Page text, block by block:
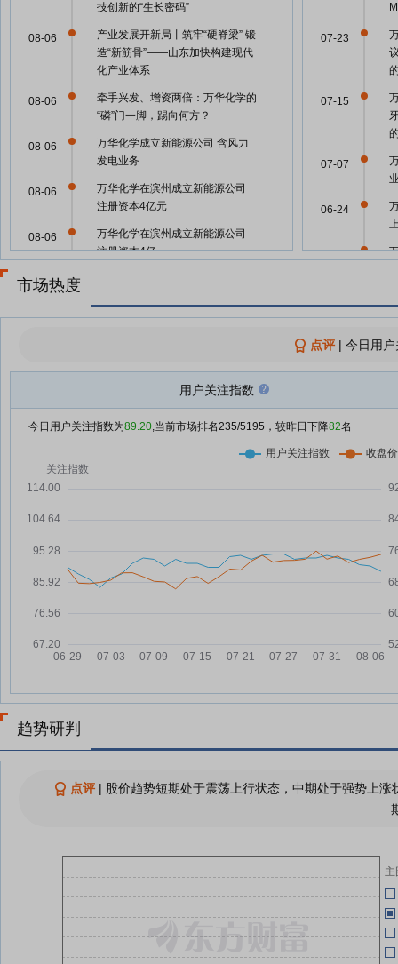
技创新的“生长密码”
产业发展开新局丨筑牢“硬脊梁” 锻
造“新筋骨”——山东加快构建现代
化产业体系
08-06
牵手兴发、增资两倍：万华化学的
“磷”门一脚，踢向何方？
08-06
万华化学成立新能源公司 含风力
发电业务
08-06
万华化学在滨州成立新能源公司
注册资本4亿元
08-06
万华化学在滨州成立新能源公司
注册资本4亿
08-06
08-06
【早报】美股半导体、存储、光通
信，集体爆发；油价大跌、黄金走
强；SpaceX、AMD财报出炉；大
基金三期出手！入股正芯半导体
08-05
涉嫌未按规定披露非经营性资金往
停产检修这一装置
晚间公告｜8月4日这些公告有看
08-04
万华化学(600309.SH)：烟台MDI
08-04
万华化学：烟台产业园MDI装置停
08-04
万华化学：烟台产业园110万吨/年
08-04
元，融资余额30.43亿元
07-23
07-15
07-07
06-24
06-23
06-23
06-11
06-03
06-03
06-03
市场热度
点评| 今日用
用户关注指数
今日用户关注指数为89.20,当前市场排名235/5195，较昨日下降82名
趋势研判
点评| 股价趋势短期处于震荡上行状态，中期处于强势上
主